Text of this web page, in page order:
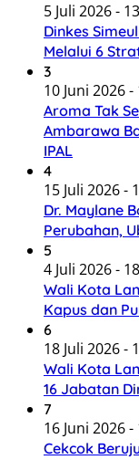
5 Juli 2026 -
Dinkes
Melalui 6
3
10 Juni 2026 -
Aroma Tak
Ambarawa
IPAL
4
15 Juli 2026 -
Dr. Maylane
Perubahan,
5
4 Juli 2026 -
Wali Kota
Kapus dan
6
18 Juli 2026 -
Wali Kota
16 Jabatan
7
16 Juni 2026 -
Cekcok